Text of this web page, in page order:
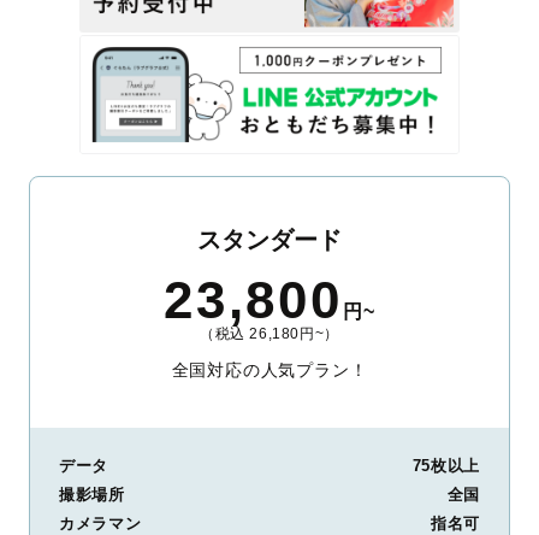
スタンダード
23,800 円~
（税込 26,180円~）
全国対応の人気プラン！
データ
75枚以上
撮影場所
全国
カメラマン
指名可